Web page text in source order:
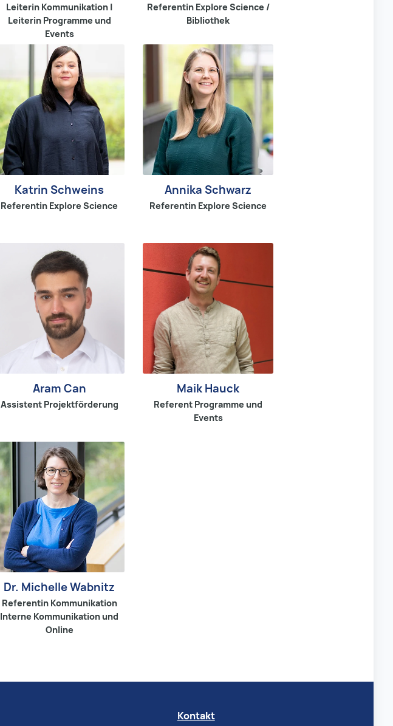
Leiterin Kommunikation |
Leiterin Programme und
Events
Referentin Explore Science /
Bibliothek
Katrin Schweins
Referentin Explore Science
Annika Schwarz
Referentin Explore Science
Aram Can
Assistent Projektförderung
Maik Hauck
Referent Programme und
Events
Dr. Michelle Wabnitz
Referentin Kommunikation
Interne Kommunikation und
Online
Kontakt